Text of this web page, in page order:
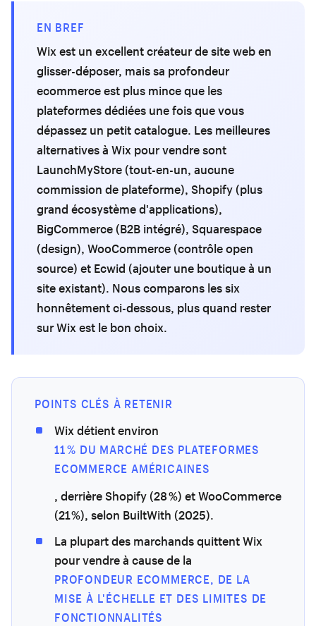
EN BREF
Wix est un excellent créateur de site web en
glisser-déposer, mais sa profondeur
ecommerce est plus mince que les
plateformes dédiées une fois que vous
dépassez un petit catalogue. Les meilleures
alternatives à Wix pour vendre sont
LaunchMyStore (tout-en-un, aucune
commission de plateforme), Shopify (plus
grand écosystème d'applications),
BigCommerce (B2B intégré), Squarespace
(design), WooCommerce (contrôle open
source) et Ecwid (ajouter une boutique à un
site existant). Nous comparons les six
honnêtement ci-dessous, plus quand rester
sur Wix est le bon choix.
POINTS CLÉS À RETENIR
Wix détient environ
11 % DU MARCHÉ DES PLATEFORMES
ECOMMERCE AMÉRICAINES
, derrière Shopify (28 %) et WooCommerce
(21 %), selon BuiltWith (2025).
La plupart des marchands quittent Wix
pour vendre à cause de la
PROFONDEUR ECOMMERCE, DE LA
MISE À L'ÉCHELLE ET DES LIMITES DE
FONCTIONNALITÉS